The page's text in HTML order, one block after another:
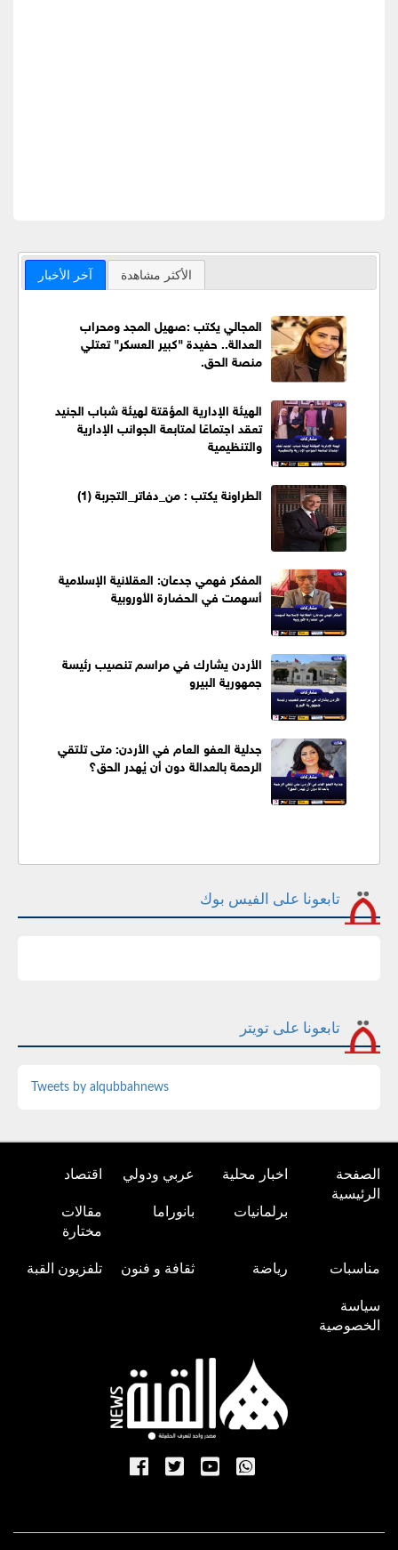
آخر الأخبار الأكثر مشاهدة
المجالي يكتب :صهيل المجد ومحراب
العدالة.. حفيدة "كبير العسكر" تعتلي
منصة الحق.
الهيئة الإدارية المؤقتة لهيئة شباب الجنيد
تعقد اجتماعًا لمتابعة الجوانب الإدارية
والتنظيمية
الطراونة يكتب : من_دفاتر_التجربة (1)
المفكر فهمي جدعان: العقلانية الإسلامية
أسهمت في الحضارة الأوروبية
الأردن يشارك في مراسم تنصيب رئيسة
جمهورية البيرو
جدلية العفو العام في الأردن: متى تلتقي
الرحمة بالعدالة دون أن يُهدر الحق؟
تابعونا على الفيس بوك
تابعونا على تويتر
Tweets by alqubbahnews
الصفحة
الرئيسية
اخبار محلية عربي ودولي اقتصاد
برلمانيات بانوراما
مقالات
مختارة
مناسبات رياضة ثقافة و فنون تلفزيون القبة
سياسة
الخصوصية